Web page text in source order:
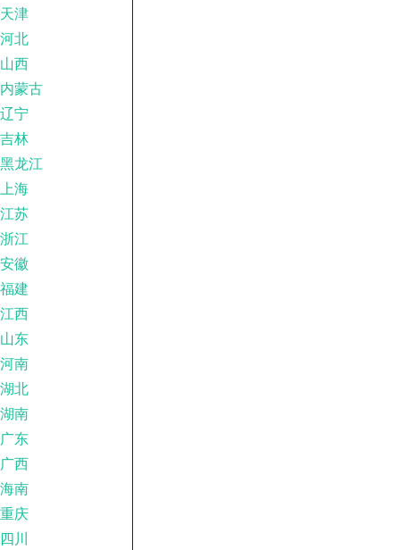
天津
河北
山西
内蒙古
辽宁
吉林
黑龙江
上海
江苏
浙江
安徽
福建
江西
山东
河南
湖北
湖南
广东
广西
海南
重庆
四川